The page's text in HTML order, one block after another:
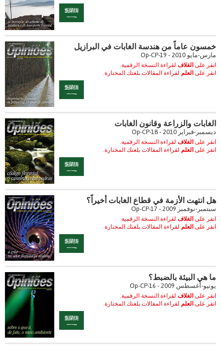
خمسون عاماً من هندسة الغابات في البرازيل
مارس-مايو 2010 - Op-CP-19
انقر على الغلاف لقراءة النسخة الرقمية.
انقر على العلم لقراءة المقالات بلغتك المختارة.
الغابات والزراعة وقانون الغابات
ديسمبر-فبراير 2010 - Op-CP-18
انقر على الغلاف لقراءة النسخة الرقمية.
انقر على العلم لقراءة المقالات بلغتك المختارة.
هل انتهت الأزمة في قطاع الغابات أخيراً؟
سبتمبر-نوفمبر 2009 - Op-CP-17
انقر على الغلاف لقراءة النسخة الرقمية.
انقر على العلم لقراءة المقالات بلغتك المختارة.
ما هي البيئة بالضبط؟
يونيو-أغسطس 2009 - Op-CP-16
انقر على الغلاف لقراءة النسخة الرقمية.
انقر على العلم لقراءة المقالات بلغتك المختارة.